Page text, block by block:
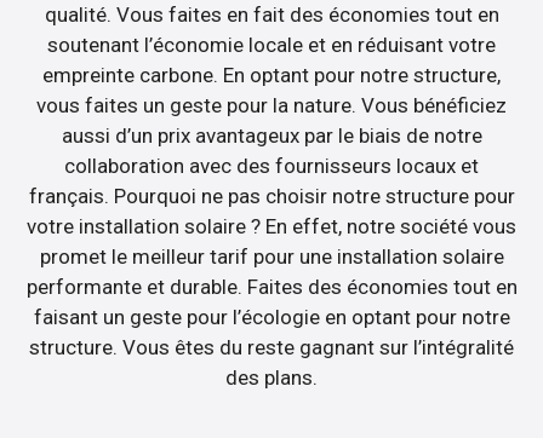
qualité. Vous faites en fait des économies tout en
soutenant l’économie locale et en réduisant votre
empreinte carbone. En optant pour notre structure,
vous faites un geste pour la nature. Vous bénéficiez
aussi d’un prix avantageux par le biais de notre
collaboration avec des fournisseurs locaux et
français. Pourquoi ne pas choisir notre structure pour
votre installation solaire ? En effet, notre société vous
promet le meilleur tarif pour une installation solaire
performante et durable. Faites des économies tout en
faisant un geste pour l’écologie en optant pour notre
structure. Vous êtes du reste gagnant sur l’intégralité
des plans.